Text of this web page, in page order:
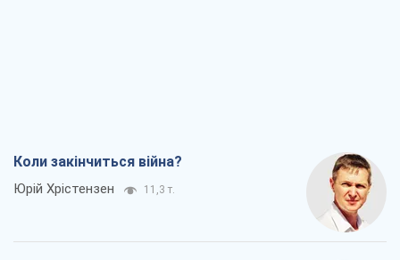
Коли закінчиться війна?
Юрій Хрістензен 11,3 т.